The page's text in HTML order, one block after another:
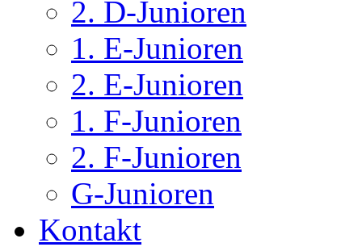
2. D-Junioren
1. E-Junioren
2. E-Junioren
1. F-Junioren
2. F-Junioren
G-Junioren
Kontakt